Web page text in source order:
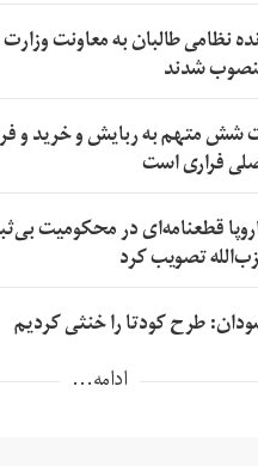
نظامی طالبان به معاونت
شدند
شش متهم به ربایش و خرید و
فراری است
قطعنامه‌ای در محکومیت
تصویب کرد
طرح کودتا را خنثی کردیم
ادامه...